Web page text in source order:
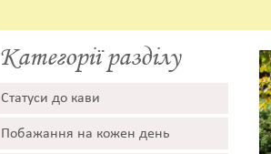
Категорії разділу
Статуси до кави
Побажання на кожен день